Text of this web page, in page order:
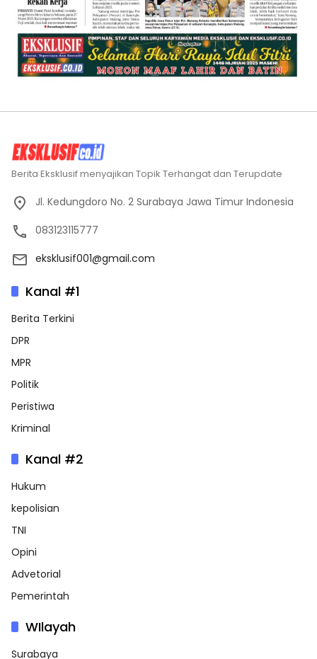
Berita Eksklusif menyajikan Topik Terhangat dan Terupdate
Jl. Kedungdoro No. 2 Surabaya Jawa Timur Indonesia
083123115777
eksklusif001@gmail.com
Kanal #1
Berita Terkini
DPR
MPR
Politik
Peristiwa
Kriminal
Kanal #2
Hukum
kepolisian
TNI
Opini
Advetorial
Pemerintah
WIlayah
Surabaya